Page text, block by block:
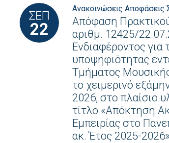
ΣΕΠ
22
Ανακοινώσεις Αποφάσεις
Απόφαση
αριθμ. 12425/
Ενδιαφέροντος
υποψηφιότητας
Τμήματος
το χειμερινό
2026, στο πλαίσιο
τίτλο «Απόκτηση
Εμπειρίας στο
ακ. Έτος 2025-